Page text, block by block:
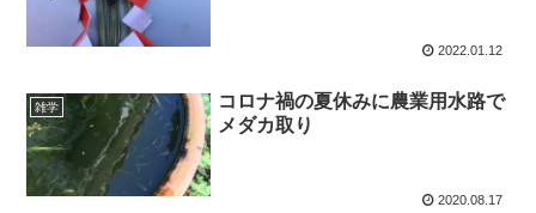
2022.01.12
雑学
コロナ禍の夏休みに農業用水路で
メダカ取り
2020.08.17